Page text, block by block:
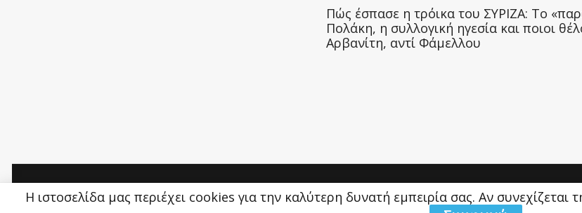
Πώς έσπασε η τρόικα του ΣΥΡΙΖΑ: Το
Πολάκη, η συλλογική ηγεσία και ποιοι
Αρβανίτη, αντί Φάμελλου
Η ιστοσελίδα μας περιέχει cookies για την καλύτερη δυνατή εμπειρία σας. Αν